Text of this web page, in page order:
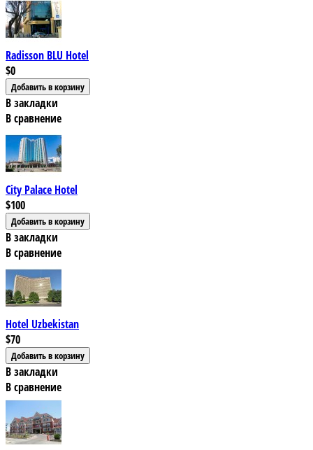
Radisson BLU Hotel
$0
В закладки
В сравнение
City Palace Hotel
$100
В закладки
В сравнение
Hotel Uzbekistan
$70
В закладки
В сравнение